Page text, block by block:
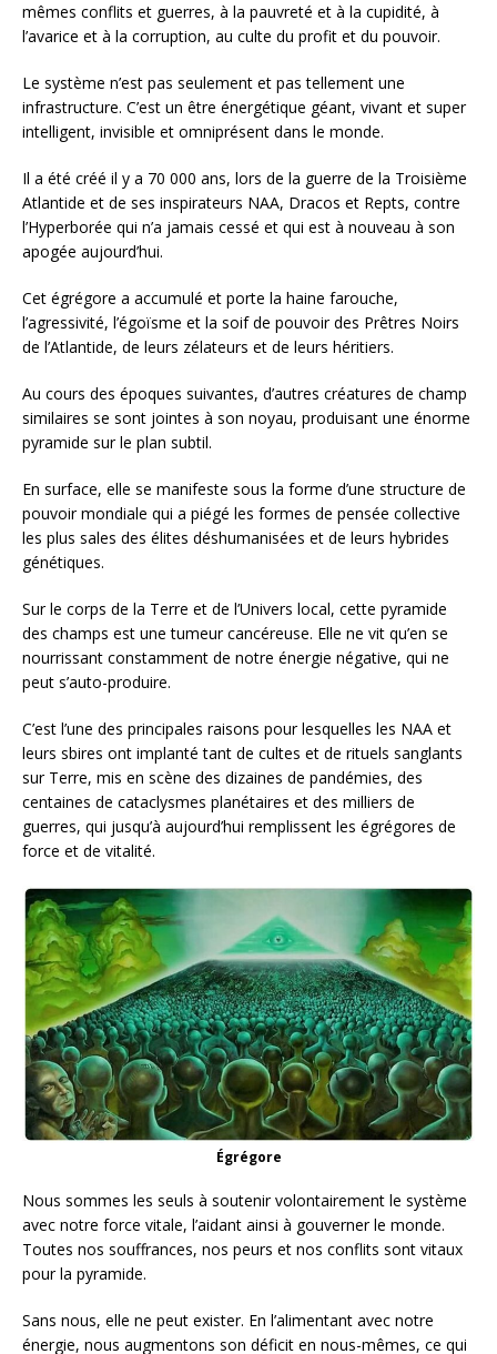
mêmes conflits et guerres, à la pauvreté et à la cupidité, à
l’avarice et à la corruption, au culte du profit et du pouvoir.
Le système n’est pas seulement et pas tellement une
infrastructure. C’est un être énergétique géant, vivant et super
intelligent, invisible et omniprésent dans le monde.
Il a été créé il y a 70 000 ans, lors de la guerre de la Troisième
Atlantide et de ses inspirateurs NAA, Dracos et Repts, contre
l’Hyperborée qui n’a jamais cessé et qui est à nouveau à son
apogée aujourd’hui.
Cet égrégore a accumulé et porte la haine farouche,
l’agressivité, l’égoïsme et la soif de pouvoir des Prêtres Noirs
de l’Atlantide, de leurs zélateurs et de leurs héritiers.
Au cours des époques suivantes, d’autres créatures de champ
similaires se sont jointes à son noyau, produisant une énorme
pyramide sur le plan subtil.
En surface, elle se manifeste sous la forme d’une structure de
pouvoir mondiale qui a piégé les formes de pensée collective
les plus sales des élites déshumanisées et de leurs hybrides
génétiques.
Sur le corps de la Terre et de l’Univers local, cette pyramide
des champs est une tumeur cancéreuse. Elle ne vit qu’en se
nourrissant constamment de notre énergie négative, qui ne
peut s’auto-produire.
C’est l’une des principales raisons pour lesquelles les NAA et
leurs sbires ont implanté tant de cultes et de rituels sanglants
sur Terre, mis en scène des dizaines de pandémies, des
centaines de cataclysmes planétaires et des milliers de
guerres, qui jusqu’à aujourd’hui remplissent les égrégores de
force et de vitalité.
Égrégore
Nous sommes les seuls à soutenir volontairement le système
avec notre force vitale, l’aidant ainsi à gouverner le monde.
Toutes nos souffrances, nos peurs et nos conflits sont vitaux
pour la pyramide.
Sans nous, elle ne peut exister. En l’alimentant avec notre
énergie, nous augmentons son déficit en nous-mêmes, ce qui